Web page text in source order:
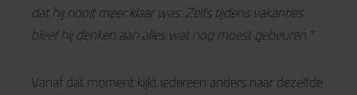
dat hij nooit meer klaar was. Zelfs tijdens vakanties
bleef hij denken aan alles wat nog moest gebeuren.”
Vanaf dat moment kijkt iedereen anders naar dezelfde